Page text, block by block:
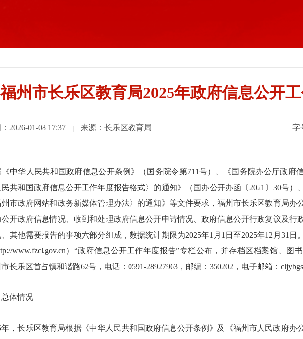
福州市长乐区教育局2025年政府信息公开
2026-01-08 17:37 来源：长乐区教育局 字
《中华人民共和国政府信息公开条例》（国务院令第711号）、《国务院办公厅政府
民共和国政府信息公开工作年度报告格式〉的通知》（国办公开办函〔2021〕30号）
州市政府网站和政务新媒体管理办法〉的通知》等文件要求，福州市长乐区教育局办
公开政府信息情况、收到和处理政府信息公开申请情况、政府信息公开行政复议及行
其他需要报告的事项六部分组成，数据统计期限为2025年1月1日至2025年12月31日
www.fzcl.gov.cn）“政府信息公开工作年度报告”专栏公布，并存档区档案馆、图
长乐区首占镇和谐路62号，电话：0591-28927963，邮编：350202，电子邮箱：
体情况
年，长乐区教育局根据《中华人民共和国政府信息公开条例》及《福州市人民政府办